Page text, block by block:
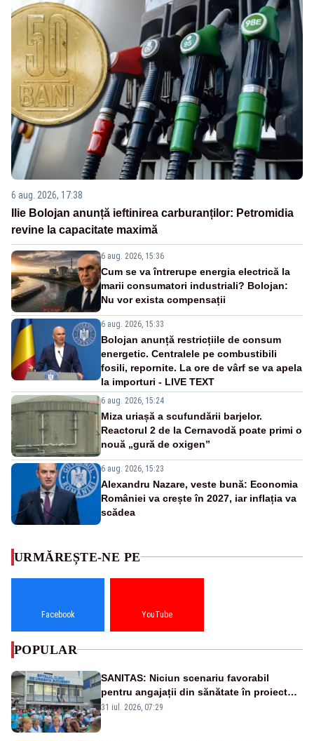
6 aug. 2026, 17:38
Ilie Bolojan anunță ieftinirea carburanților: Petromidia
revine la capacitate maximă
6 aug. 2026, 15:36
Cum se va întrerupe energia electrică la
marii consumatori industriali? Bolojan:
Nu vor exista compensații
6 aug. 2026, 15:33
Bolojan anunță restricțiile de consum
energetic. Centralele pe combustibili
fosili, repornite. La ore de vârf se va apela
la importuri - LIVE TEXT
6 aug. 2026, 15:24
Miza uriașă a scufundării barjelor.
Reactorul 2 de la Cernavodă poate primi o
nouă „gură de oxigen”
6 aug. 2026, 15:23
Alexandru Nazare, veste bună: Economia
României va crește în 2027, iar inflația va
scădea
URMĂREȘTE-NE PE
Facebook YouTube
POPULAR
SANITAS: Niciun scenariu favorabil
pentru angajații din sănătate în proiectul
Legii salarizării
31 iul. 2026, 07:29